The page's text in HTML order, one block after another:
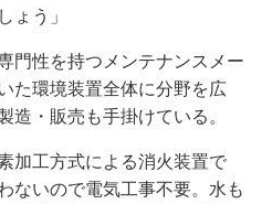
ょう」
門性を持つメンテナンスメー
た環境装置全体に分野を広
造・販売も手掛けている。
加工方式による消火装置で
ないので電気工事不要。水も